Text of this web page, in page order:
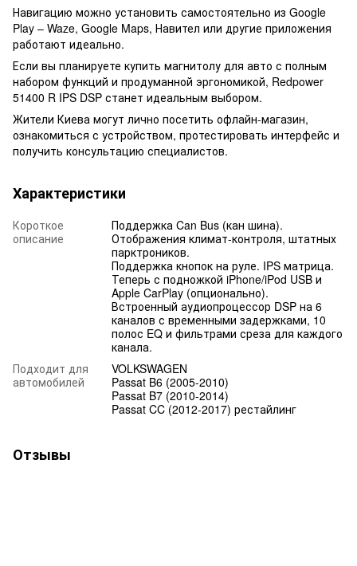
Навигацию можно установить самостоятельно из Google
Play – Waze, Google Maps, Навител или другие приложения
работают идеально.
Если вы планируете купить магнитолу для авто с полным
набором функций и продуманной эргономикой, Redpower
51400 R IPS DSP станет идеальным выбором.
Жители Киева могут лично посетить офлайн-магазин,
ознакомиться с устройством, протестировать интерфейс и
получить консультацию специалистов.
Характеристики
Короткое
описание
Поддержка Can Bus (кан шина).
Отображения климат-контроля, штатных
парктроников.
Поддержка кнопок на руле. IPS матрица.
Теперь с подножкой iPhone/iPod USB и
Apple CarPlay (опционально).
Встроенный аудиопроцессор DSP на 6
каналов с временными задержками, 10
полос EQ и фильтрами среза для каждого
канала.
Подходит для
автомобилей
VOLKSWAGEN
Passat B6 (2005-2010)
Passat B7 (2010-2014)
Passat CC (2012-2017) рестайлинг
Отзывы